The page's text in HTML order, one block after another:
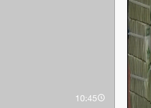
10:45